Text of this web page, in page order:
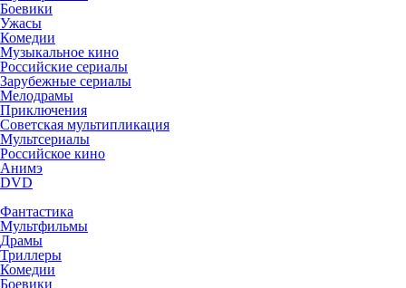
Боевики
Ужасы
Комедии
Музыкальное кино
Российские сериалы
Зарубежные сериалы
Мелодрамы
Приключения
Советская мультипликация
Мультсериалы
Российское кино
Анимэ
DVD
Фантастика
Мультфильмы
Драмы
Триллеры
Комедии
Боевики